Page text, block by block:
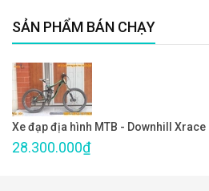
SẢN PHẨM BÁN CHẠY
Xe đạp địa hình MTB - Downhill
28.300.000₫